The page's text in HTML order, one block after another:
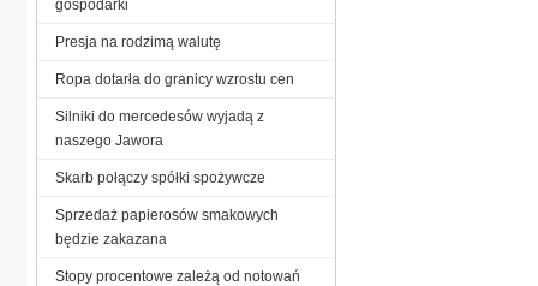
gospodarki
Presja na rodzimą walutę
Ropa dotarła do granicy wzrostu cen
Silniki do mercedesów wyjadą z
naszego Jawora
Skarb połączy spółki spożywcze
Sprzedaż papierosów smakowych
będzie zakazana
Stopy procentowe zależą od notowań